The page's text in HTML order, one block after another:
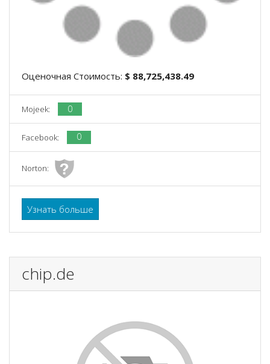
Оценочная Стоимость: $ 88,725,438.49
Mojeek: 0
Facebook: 0
Norton:
Узнать больше
chip.de